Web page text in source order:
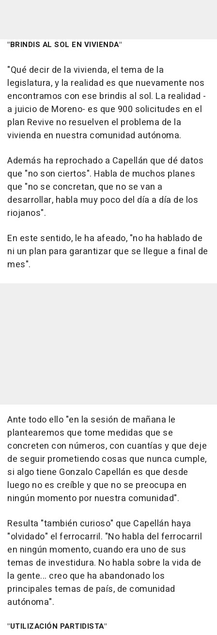
"BRINDIS AL SOL EN VIVIENDA"
"Qué decir de la vivienda, el tema de la
legislatura, y la realidad es que nuevamente nos
encontramos con ese brindis al sol. La realidad -
a juicio de Moreno- es que 900 solicitudes en el
plan Revive no resuelven el problema de la
vivienda en nuestra comunidad autónoma.
Además ha reprochado a Capellán que dé datos
que "no son ciertos". Habla de muchos planes
que "no se concretan, que no se van a
desarrollar, habla muy poco del día a día de los
riojanos".
En este sentido, le ha afeado, "no ha hablado de
ni un plan para garantizar que se llegue a final de
mes".
Ante todo ello "en la sesión de mañana le
plantearemos que tome medidas que se
concreten con números, con cuantías y que deje
de seguir prometiendo cosas que nunca cumple,
si algo tiene Gonzalo Capellán es que desde
luego no es creíble y que no se preocupa en
ningún momento por nuestra comunidad".
Resulta "también curioso" que Capellán haya
"olvidado" el ferrocarril. "No habla del ferrocarril
en ningún momento, cuando era uno de sus
temas de investidura. No habla sobre la vida de
la gente... creo que ha abandonado los
principales temas de país, de comunidad
autónoma".
"UTILIZACIÓN PARTIDISTA"